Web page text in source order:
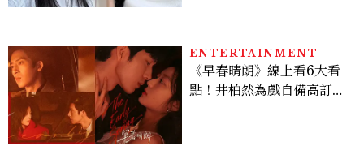
ENTERTAINMENT
《早春晴朗》線上看6大看
點！井柏然為戲自備高訂，